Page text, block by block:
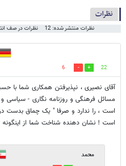
نظرات
نظرات منتشر شده: 12 نظرات در صف
22
6
آقای نصیری ، نپذیرفتن همکاری شما با
مسائل فرهنگی و روزنامه نگاری - سیاسی و
است ، را ندارد و صرفا " یک چماق بدست در
است ! نشان دهنده شناخت شما از اینگونه
محمد